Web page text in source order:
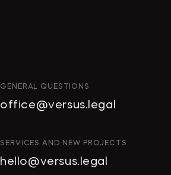
ИНТЕЛЛЕКТУАЛЬНАЯ
ИНВЕСТИЦИОННЫЕ
GENERAL QUESTIONS
office@versus.legal
SERVICES AND NEW PROJECTS
hello@versus.legal